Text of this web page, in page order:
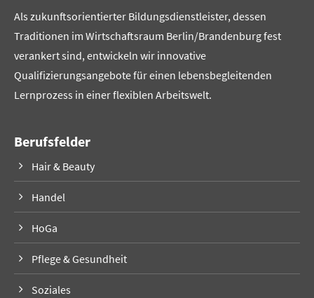
Als zukunftsorientierter Bildungsdienstleister, dessen
Traditionen im Wirtschaftsraum Berlin/Brandenburg fest
verankert sind, entwickeln wir innovative
Qualifizierungsangebote für einen lebensbegleitenden
Lernprozess in einer flexiblen Arbeitswelt.
Berufsfelder
Hair & Beauty
Handel
HoGa
Pflege & Gesundheit
Soziales